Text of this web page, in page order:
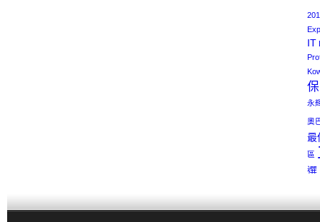
IT
永
奧
最
區
選